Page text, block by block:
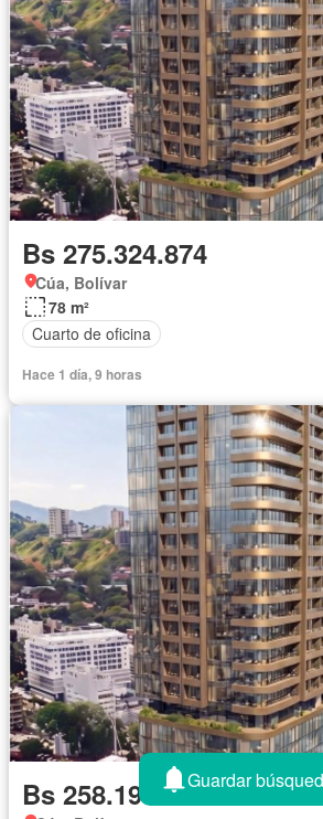
Bs 275.324.874
Cúa, Bolívar
78 m²
Cuarto de oficina
Hace 1 día, 9 horas
Bs 258.196.733Guardar